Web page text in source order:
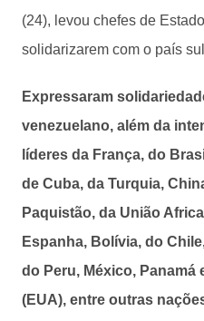
(24), levou chefes de
solidarizarem com o país
Expressaram
venezuelano, além da
líderes da França, do
de Cuba, da Turquia,
Paquistão, da União
Espanha, Bolívia, do
do Peru, México,
(EUA), entre outras